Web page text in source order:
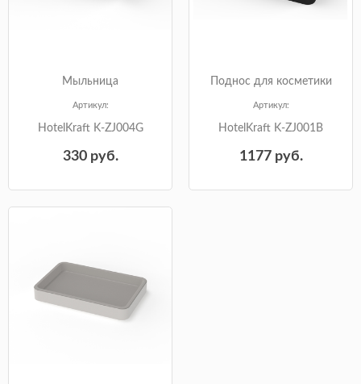
Мыльница
Артикул:
HotelKraft K-ZJ004G
330руб.
Поднос для косметики
Артикул:
HotelKraft K-ZJ001B
1177руб.